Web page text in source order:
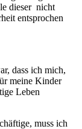
dieser nicht
entsprochen
dass ich mich,
meine Kinder
Leben
muss ich